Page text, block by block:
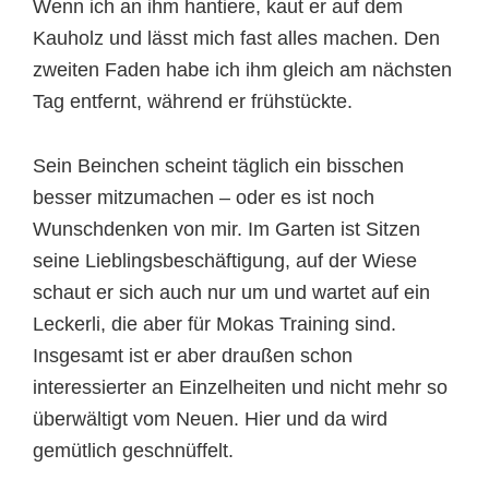
Wenn ich an ihm hantiere, kaut er auf dem
Kauholz und lässt mich fast alles machen. Den
zweiten Faden habe ich ihm gleich am nächsten
Tag entfernt, während er frühstückte.
Sein Beinchen scheint täglich ein bisschen
besser mitzumachen – oder es ist noch
Wunschdenken von mir. Im Garten ist Sitzen
seine Lieblingsbeschäftigung, auf der Wiese
schaut er sich auch nur um und wartet auf ein
Leckerli, die aber für Mokas Training sind.
Insgesamt ist er aber draußen schon
interessierter an Einzelheiten und nicht mehr so
überwältigt vom Neuen. Hier und da wird
gemütlich geschnüffelt.